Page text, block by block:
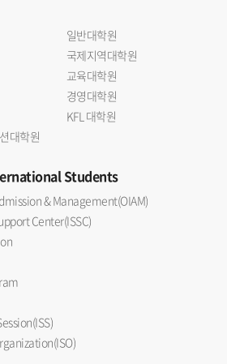
일반대학원
국제지역대학원
교육대학원
경영대학원
KFL 대학원
대학원
Students
& Management(OIAM)
Center(ISSC)